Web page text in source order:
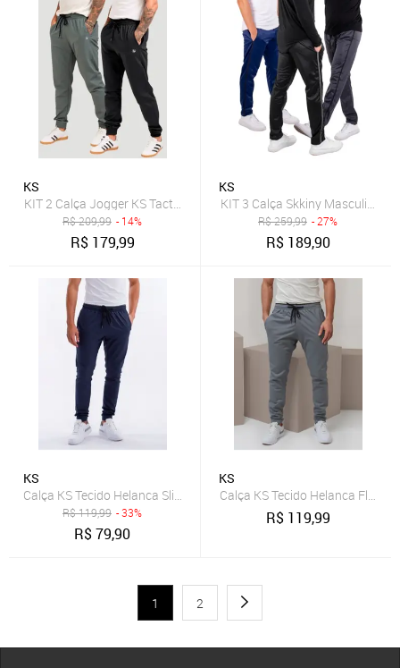
KS
KIT 2 Calça Jogger KS Tactel Elastano Premium Casual Esporte
R$209,99 - 14%
R$ 179,99
KS
KIT 3 Calça Skkiny Masculina
R$259,99 - 27%
R$ 189,90
KS
Calça KS Tecido Helanca Slim Premium Academia Estilosa Flanelada
R$119,99 - 33%
R$79,90
KS
Calça KS Tecido Helanca
R$ 119,99
1 2